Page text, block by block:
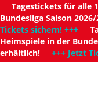
Tagestickets für alle
Bundesliga Saison
Tickets sichern! +++
Heimspiele in der
erhältlich! +++ Jetzt